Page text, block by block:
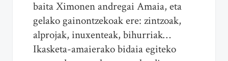
baita Ximonen andregai Amaia, eta
gelako gainontzekoak ere: zintzoak,
alprojak, inuxenteak, bihurriak…
Ikasketa-amaierako bidaia egiteko